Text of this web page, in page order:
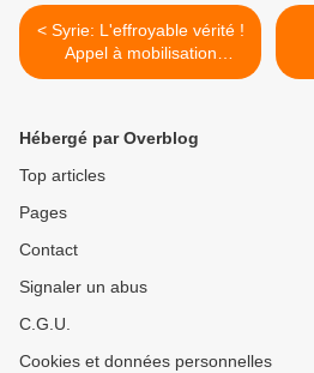
< Syrie: L'effroyable vérité !
Appel à mobilisation
générale contre l'Occident
Hébergé par Overblog
Top articles
Pages
Contact
Signaler un abus
C.G.U.
Cookies et données personnelles